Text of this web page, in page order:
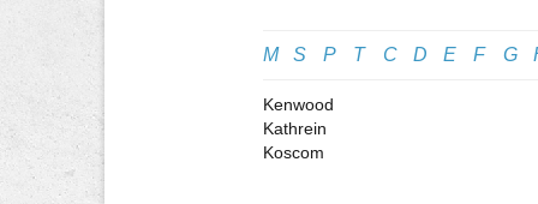
M S P T C D E F G
Kenwood
Kathrein
Koscom